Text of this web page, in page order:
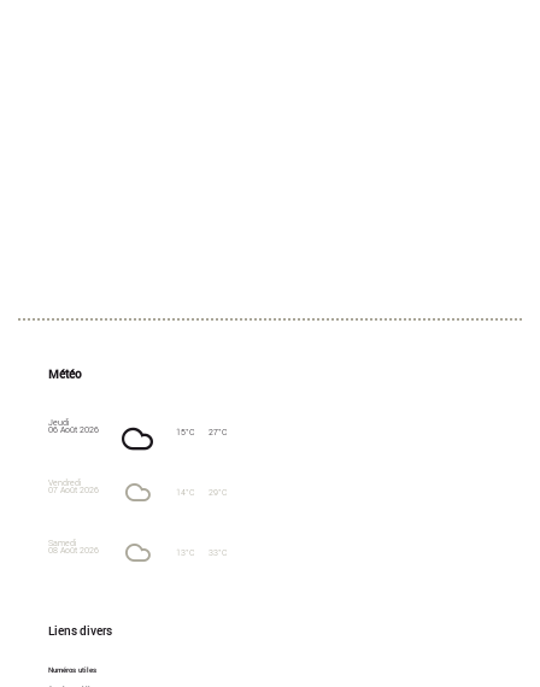
Météo
Jeudi
06 Août 2026 15°C 27°C
Vendredi
07 Août 2026 14°C 29°C
Samedi
08 Août 2026 13°C 33°C
Liens divers
Numéros utiles